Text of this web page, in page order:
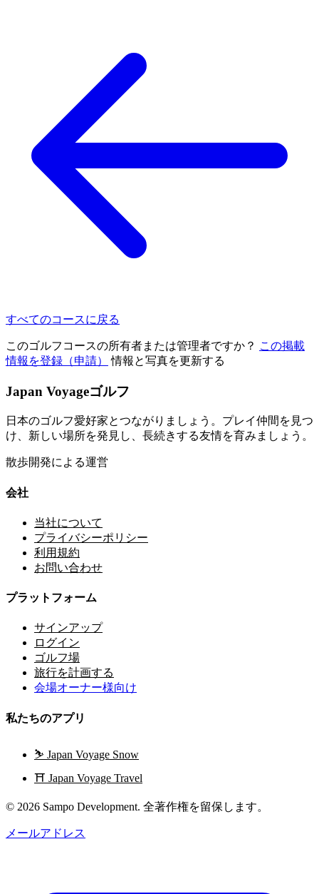
すべてのコースに戻る
このゴルフコースの所有者または管理者ですか？ この掲載
情報を登録（申請）
情報と写真を更新する
Japan Voyageゴルフ
日本のゴルフ愛好家とつながりましょう。プレイ仲間を見つ
け、新しい場所を発見し、長続きする友情を育みましょう。
散歩開発による運営
会社
当社について
プライバシーポリシー
利用規約
お問い合わせ
プラットフォーム
サインアップ
ログイン
ゴルフ場
旅行を計画する
会場オーナー様向け
私たちのアプリ
⛷️ Japan Voyage Snow
⛩️ Japan Voyage Travel
© 2026 Sampo Development. 全著作権を留保します。
メールアドレス